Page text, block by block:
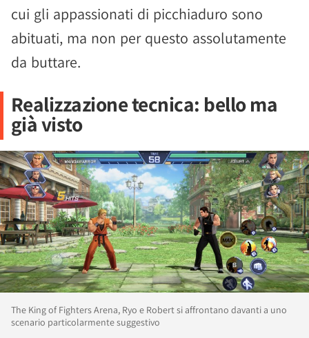
cui gli appassionati di picchiaduro sono
abituati, ma non per questo assolutamente
da buttare.
Realizzazione tecnica: bello ma
già visto
The King of Fighters Arena, Ryo e Robert si affrontano davanti a uno
scenario particolarmente suggestivo